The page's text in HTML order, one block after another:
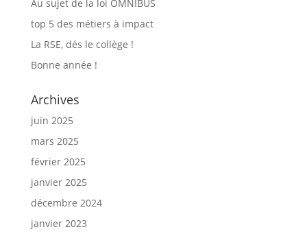
Au sujet de la loi OMNIBUS
top 5 des métiers à impact
La RSE, dés le collège !
Bonne année !
Archives
juin 2025
mars 2025
février 2025
janvier 2025
décembre 2024
janvier 2023